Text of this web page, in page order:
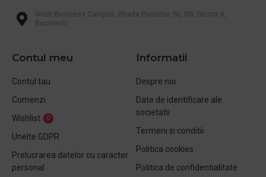
West Business Campus, Strada Preciziei, Nr, 3W, Sector 6,
Bucuresti
Contul meu
Contul tau
Comenzi
Wishlist
0
Unelte GDPR
Prelucrarea datelor cu caracter
personal
Informatii
Despre noi
Date de identificare ale
societatii
Termeni si conditii
Politica cookies
Politica de confidentialitate